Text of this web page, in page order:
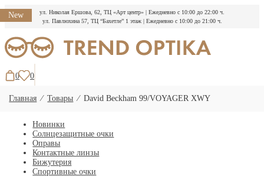
ул. Николая Ершова, 62, ТЦ «Арт центр» | Ежедневно с 10:00 до 22:00 ч.
ул. Павлюхина 57, ТЦ “Бахетле” 1 этаж | Ежедневно с 10:00 до 21:00 ч.
к
содержимому
0 0
Главная ⁄Товары ⁄David Beckham 99/VOYAGER XWY
Новинки
Солнцезащитные очки
Оправы
Контактные линзы
Бижутерия
Спортивные очки
New